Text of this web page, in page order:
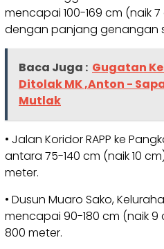
mencapai 100-169 cm (naik
dengan panjang genangan
Baca Juga : Gugatan
Ditolak MK ,Anton -
Mutlak
• Jalan Koridor RAPP ke
antara 75-140 cm (naik 10
meter.
• Dusun Muaro Sako,
mencapai 90-180 cm (naik
800 meter.